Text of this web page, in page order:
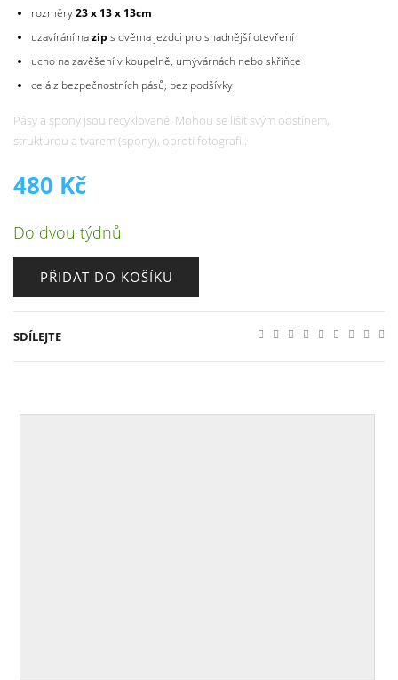
rozměry23x 13 x 13cm
uzavírání nazip s dvěma jezdci pro snadnější otevření
ucho na zavěšení v koupelně, umývárnách nebo skříňce
celá z bezpečnostních pásů, bez podšívky
Pásy a spony jsou recyklované. Mohou se lišit svým odstínem,
strukturou a tvarem (spony), oproti fotografii.
480 Kč
Do dvou týdnů
PŘIDAT DO KOŠÍKU
SDÍLEJTE